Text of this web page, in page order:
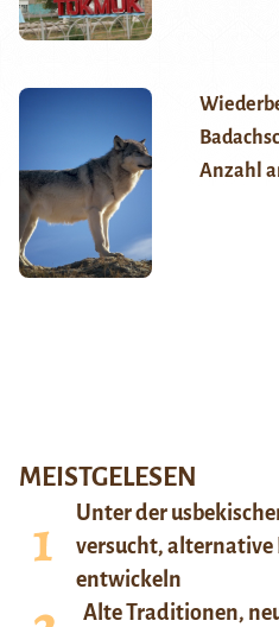
Anzahl
MEISTGELESEN
Unter der
versucht, alternative
entwickeln
Alte Traditionen,